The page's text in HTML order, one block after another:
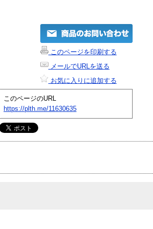
このページを印刷する
メールでURLを送る
お気に入りに追加する
このページのURL
https://plth.me/11630635